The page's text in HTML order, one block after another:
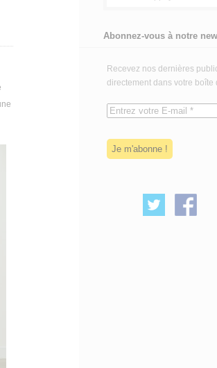
Abonnez-vous à notre
Recevez nos dernières
directement dans votre boîte